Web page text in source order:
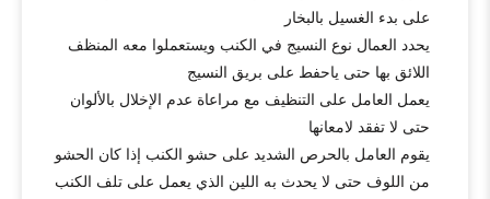
على بدء الغسيل بالبخار
يحدد العمال نوع النسيج في الكنب ويستعملوا معه المنظف
اللائق بها حتى ياحفط على بريق النسيج
يعمل العامل على التنظيف مع مراعاة عدم الإخلال بالألوان
حتى لا تفقد لامعانها
يقوم العامل بالحرص الشديد على حشو الكنب إذا كان الحشو
من اللوف حتى لا يحدث به اللين الذي يعمل على تلف الكنب